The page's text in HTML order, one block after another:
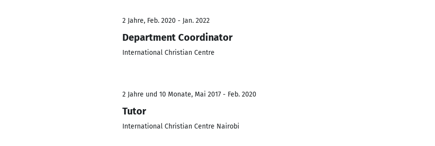
2 Jahre, Feb. 2020 - Jan. 2022
Department Coordinator
International Christian Centre
2 Jahre und 10 Monate, Mai 2017 - Feb. 2020
Tutor
International Christian Centre Nairobi